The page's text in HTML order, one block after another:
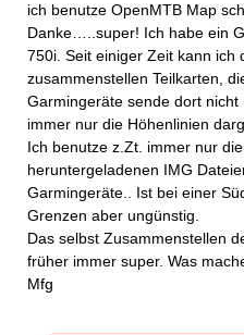
ich benutze OpenMTB Map
Danke…..super! Ich habe ein
750i. Seit einiger Zeit kann ich
zusammenstellen Teilkarten,
Garmingeräte sende dort
immer nur die Höhenlinien
Ich benutze z.Zt. immer nur
heruntergeladenen IMG
Garmingeräte.. Ist bei einer
Grenzen aber ungünstig.
Das selbst Zusammenstellen
früher immer super. Was
Mfg